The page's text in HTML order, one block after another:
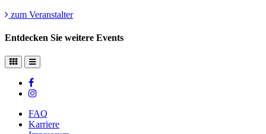
zum Veranstalter
Entdecken Sie weitere Events
FAQ
Karriere